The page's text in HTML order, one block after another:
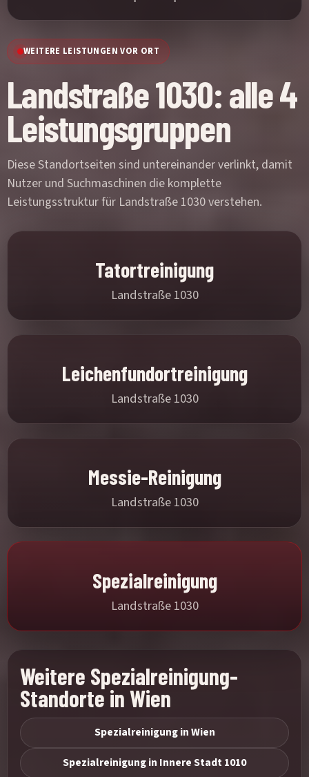
WEITERE LEISTUNGEN VOR ORT
Landstraße 1030: alle 4
Leistungsgruppen
Diese Standortseiten sind untereinander verlinkt, damit
Nutzer und Suchmaschinen die komplette
Leistungsstruktur für Landstraße 1030 verstehen.
Tatortreinigung
Landstraße 1030
Leichenfundortreinigung
Landstraße 1030
Messie-Reinigung
Landstraße 1030
Spezialreinigung
Landstraße 1030
Weitere Spezialreinigung-
Standorte in Wien
Spezialreinigung in Wien
Spezialreinigung in Innere Stadt 1010